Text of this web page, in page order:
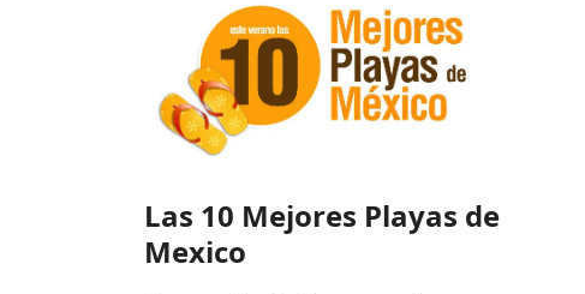
Las 10 Mejores Playas de
Mexico